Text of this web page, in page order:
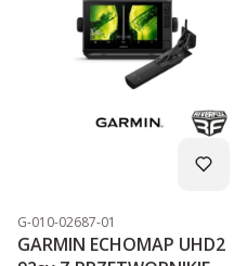
Kod produktu
G-010-02687-01
GARMIN ECHOMAP UHD2